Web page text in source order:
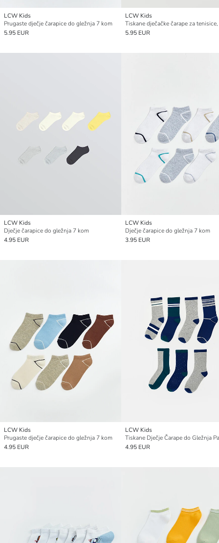
LCW Kids
Prugaste dječje čarapice do gležnja 7 kom
5.95 EUR
LCW Kids
5.95 EUR
LCW Kids
Dječje čarapice do gležnja 7 kom
4.95 EUR
LCW Kids
Dječje čarapice do gležnja 7 kom
3.95 EUR
LCW Kids
Prugaste dječje čarapice do gležnja 7 kom
4.95 EUR
LCW Kids
4.95 EUR